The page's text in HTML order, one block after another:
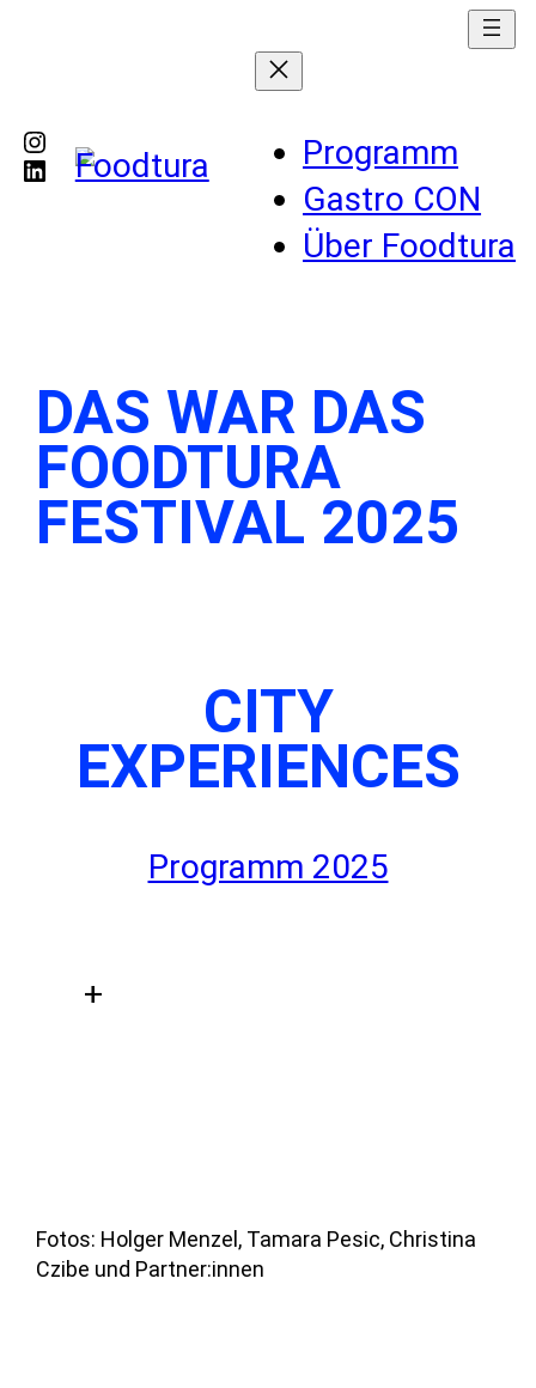
Instagram
LinkedIn
Programm
Gastro CON
Über Foodtura
DAS WAR DAS
FOODTURA
FESTIVAL 2025
CITY
EXPERIENCES
Programm 2025
+
Fotos: Holger Menzel, Tamara Pesic, Christina
Czibe und Partner:innen